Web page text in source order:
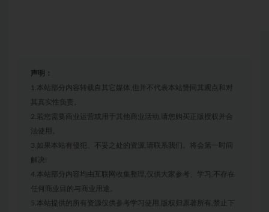
声明：
1.本站部分内容转载自其它媒体,但并不代表本站赞同其观点和对
其真实性负责。
2.若您需要商业运营或用于其他商业活动,请您购买正版授权并合
法使用。
3.如果本站有侵犯、不妥之处的资源,请联系我们。将会第一时间
解决!
4.本站部分内容均由互联网收集整理,仅供大家参考、学习,不存在
任何商业目的与商业用途。
5.本站提供的所有资源仅供参考学习使用,版权归原著所有,禁止下